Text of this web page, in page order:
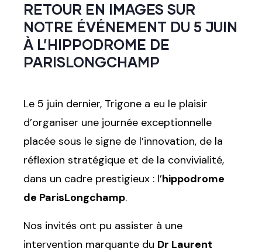
RETOUR EN IMAGES SUR
NOTRE ÉVÉNEMENT DU 5 JUIN
À L’HIPPODROME DE
PARISLONGCHAMP
Le 5 juin dernier, Trigone a eu le plaisir
d’organiser une journée exceptionnelle
placée sous le signe de l’innovation, de la
réflexion stratégique et de la convivialité,
dans un cadre prestigieux : l’hippodrome
de ParisLongchamp.
Nos invités ont pu assister à une
intervention marquante du Dr Laurent